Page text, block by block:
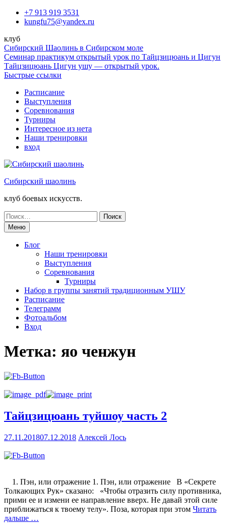
Перейти+7 913 919 3531
kungfu75@yandex.ru
клуб
Сибирский Шаолинь в Сибирском моле
Семинар практикум открытый урок по Тайцзицюань и Цигун
Тайцзицюань Цигун ушу — открытый урок.
Быстрые ссылки
Расписание
Выступления
Соревнования
Турниры
Интересное из нета
Наши тренировки
вход
Сибирский шаолинь
клуб боевых искусств.
Поиск
по:Меню
Блог
Наши тренировки
Выступления
Соревнования
Турниры
Набор в группы занятий традиционным УШУ
Расписание
Телеграмм
Фотоальбом
Вход
Метка: яо ченжун
Тайцзицюань туйшоу часть 2
27.11.201807.12.2018 Алексей Лось
1. Пэн, или отражение 1. Пэн, или отражение В «Секрете
Толкающих Рук» сказано: «Чтобы отразить силу противника,
прими ее и измени ее направление вверх. Не давай этой силе
приближаться к твоему телу». Поза, которая при этом Читать
дальше …